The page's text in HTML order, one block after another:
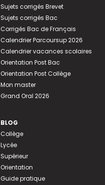
Sujets corrigés Brevet
Sujets corrigés Bac
Corrigés Bac de Français
Calendrier Parcoursup 2026
Calendrier vacances scolaires
Orientation Post Bac
Orientation Post Collège
Mon master
Grand Oral 2026
BLOG
Collège
Lycée
Supérieur
Orientation
Guide pratique